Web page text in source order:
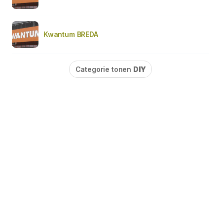
Kwantum BREDA
Categorie tonen DIY